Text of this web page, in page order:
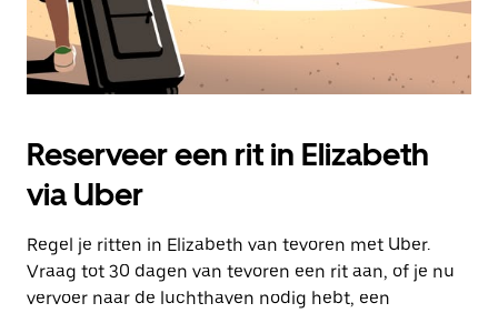
Reserveer een rit in Elizabeth
via Uber
Regel je ritten in Elizabeth van tevoren met Uber.
Vraag tot 30 dagen van tevoren een rit aan, of je nu
vervoer naar de luchthaven nodig hebt, een